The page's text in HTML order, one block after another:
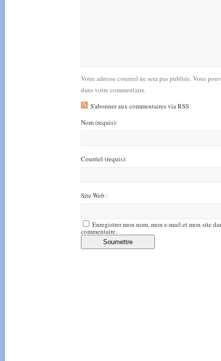
Votre adresse courriel ne sera pas publiée. Vous
dans votre commentaire.
S'abonner aux commentaires via RSS
Nom(requis):
Courriel (requis):
Site Web :
Enregistrer mon nom, mon e-mail et mon site
commentaire.